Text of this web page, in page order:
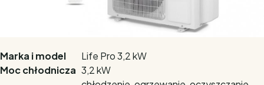
Marka i model
Life Pro 3,2 kW
Moc chłodnicza 3,2 kW